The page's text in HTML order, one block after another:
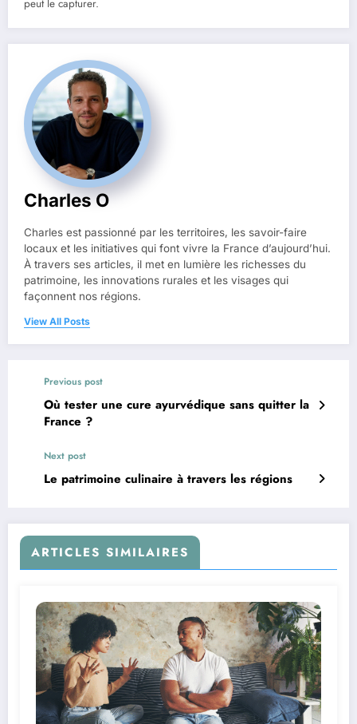
peut le capturer.
Charles O
Charles est passionné par les territoires, les savoir-faire
locaux et les initiatives qui font vivre la France d’aujourd’hui.
À travers ses articles, il met en lumière les richesses du
patrimoine, les innovations rurales et les visages qui
façonnent nos régions.
View All Posts
Previous post
Où tester une cure ayurvédique sans quitter la
France ?
Next post
Le patrimoine culinaire à travers les régions
ARTICLES SIMILAIRES